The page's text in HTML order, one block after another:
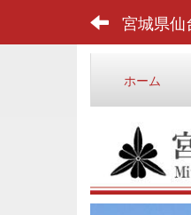
宮城県仙
ホーム